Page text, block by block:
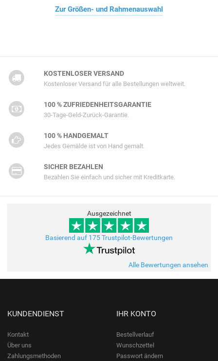
Zur Größen- und Rahmenauswahl
KOSTENLOSER VERSAND
Kostenloser Versand für alle Bestellungen weltweit.
100 % ZUFRIEDENHEITSGARANTIE
30-Tage-Geld-Zurück-Garantie.
100 % HANDGEMALT
Jedes Gemälde ist von Hand gemalt.
SICHER BEZAHLEN
Bezahlen Sie einfach und sicher mit Kreditkarte.
Ausgezeichnet
Basierend auf 175 Trustpilot-Bewertungen
Alle Bewertungen ansehen
KUNDENDIENST
Kontakt
Über uns
Zahlungsmethoden
IHR KONTO
Bestellverlauf
Wunschzettel
Passwort ändern